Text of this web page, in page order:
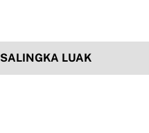
SALINGKA LUAK